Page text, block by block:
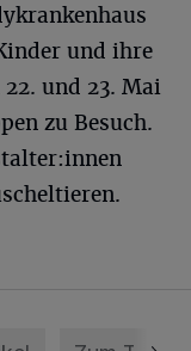
und ihre
und 23. Mai
zu Besuch.